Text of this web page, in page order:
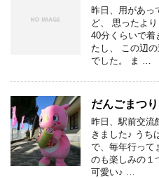
昨日、用があっ
ど、 思ったよ
40分くらいで着
たし、 この辺
でした。 ま …
だんごまつり
昨日、駅前交流
きました♪ うち
で、毎年行って
のも楽しみの１
可愛い♪ …